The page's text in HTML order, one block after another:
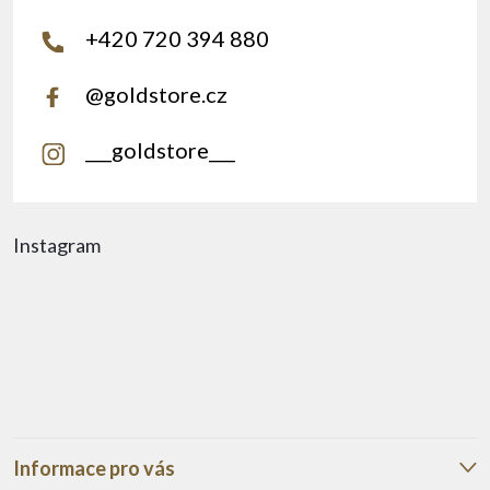
Instagram
Informace pro vás
+420 720 394 880
@goldstore.cz
___goldstore___